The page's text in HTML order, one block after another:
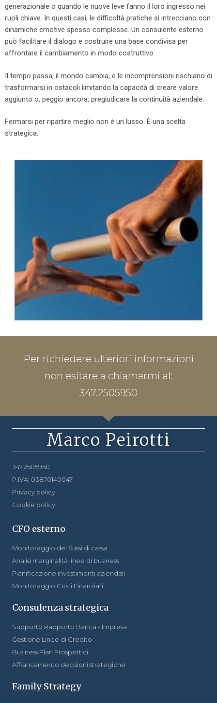
generazionale o quando le nuove leve fanno il loro ingresso nei
ruoli chiave. In questi casi, le difficoltà pratiche si intrecciano con
dinamiche emotive spesso complesse. Un consulente esterno
può facilitare il dialogo e costruire una base condivisa per
affrontare il cambiamento in modo costruttivo.
Il tempo passa, il mondo cambia, e le incomprensioni rischiano di
trasformarsi in ostacoli limitando la capacità di creare valore
aggiunto o, peggio ancora, pregiudicare la continuità aziendale.
Fermarsi per ripartire meglio non è un lusso. È una scelta
strategica.
Per richiedere ulteriori informazioni
non esitare a chiamarmi al:
347.2505950
Marco Peirotti
347.2505950
P.IVA: 03870140047
Privacy policy
Cookie policy
CFO esterno
Monitoraggio dei flussi di cassa
Analisi marginalità linee di business
Pianificazione investimenti aziendali
Monitoraggio Costi Finanziari
Consulenza strategica
Supporto Rapporto Banca - Impresa
Gestione Linee di Credito
Business Plan Prospettici
Affiancamento decisioni strategiche
Family Strategy